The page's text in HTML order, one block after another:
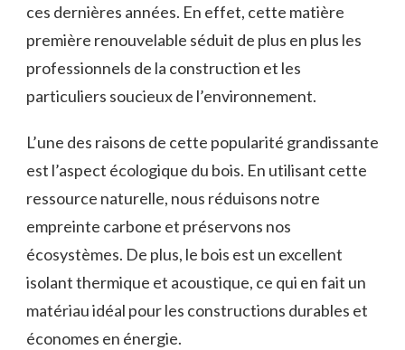
ces dernières années. En effet, cette matière
première renouvelable séduit de plus en plus les
professionnels de la construction⁣ et les
particuliers soucieux de l’environnement.
L’une des raisons de cette popularité grandissante
est l’aspect écologique du bois. ⁣En utilisant cette
ressource naturelle, nous​ réduisons notre
empreinte carbone et préservons nos
écosystèmes. De plus, le bois est un excellent
isolant thermique ‍et acoustique, ce qui en fait un
matériau idéal⁢ pour les constructions⁣ durables et
économes en énergie.